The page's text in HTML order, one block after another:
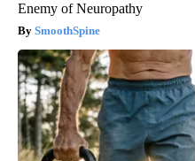
Enemy of Neuropathy
SmoothSpine